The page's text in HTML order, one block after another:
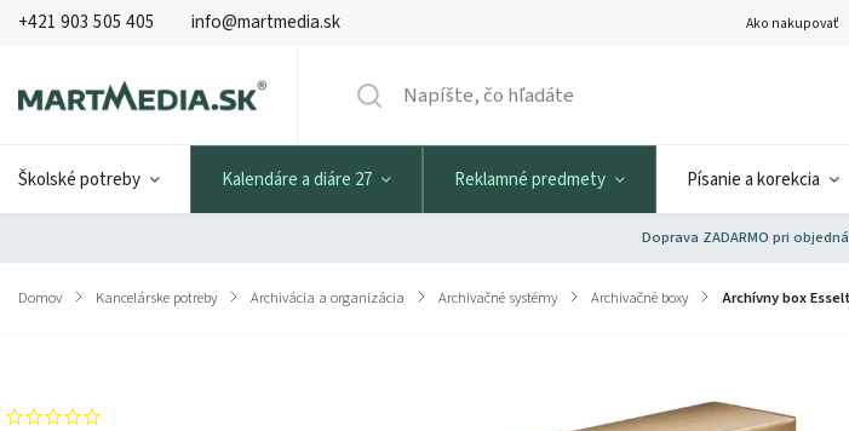
+421 903 505 405 info@martmedia.sk Ako nakupovať
Školské potreby Kalendáre a diáre 27 Reklamné predmety Písanie a korekcia
Doprava ZADARMO pri
Domov / Kancelárske potreby / Archivácia a organizácia / Archivačné systémy / Archivačné boxy / Archívny box